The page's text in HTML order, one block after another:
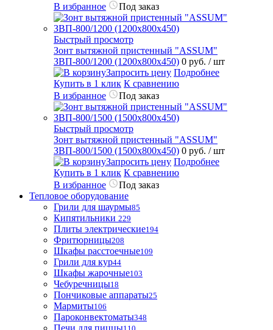
В избранное
Под заказ
Быстрый просмотр
Зонт вытяжной пристенный "ASSUM"
ЗВП-800/1200 (1200х800х450) 0 руб. / шт
Запросить цену Подробнее
Купить в 1 клик К сравнению
В избранное
Под заказ
Быстрый просмотр
Зонт вытяжной пристенный "ASSUM"
ЗВП-800/1500 (1500х800х450) 0 руб. / шт
Запросить цену Подробнее
Купить в 1 клик К сравнению
В избранное
Под заказ
Тепловое оборудование
Грили для шаурмы85
Кипятильники 229
Плиты электрические194
Фритюрницы208
Шкафы расстоечные109
Грили для кур44
Шкафы жарочные103
Чебуречницы18
Пончиковые аппараты25
Мармиты106
Пароконвектоматы348
Печи для пиццы